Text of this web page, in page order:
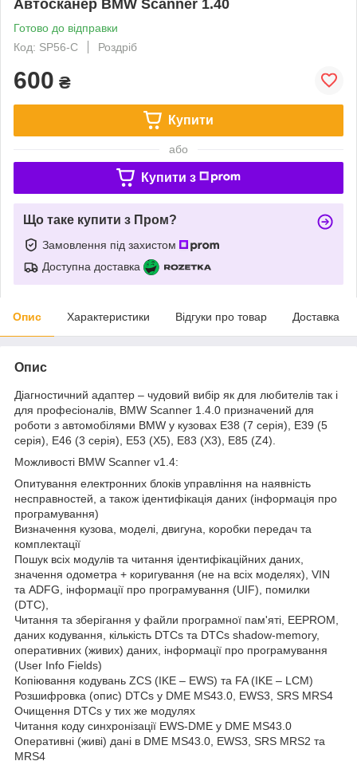
Автосканер BMW Scanner 1.40
Готово до відправки
Код: SP56-C
Роздріб
600 ₴
Купити
або
Купити з
Що таке купити з Пром?
Замовлення під захистом
Доступна доставка
Опис Характеристики Відгуки про товар Доставка
Опис
Діагностичний адаптер – чудовий вибір як для любителів так і
для професіоналів, BMW Scanner 1.4.0 призначений для
роботи з автомобілями BMW у кузовах E38 (7 серія), E39 (5
серія), E46 (3 серія), E53 (X5), E83 (X3), E85 (Z4).
Можливості BMW Scanner v1.4:
Опитування електронних блоків управління на наявність
несправностей, а також ідентифікація даних (інформація про
програмування)
Визначення кузова, моделі, двигуна, коробки передач та
комплектації
Пошук всіх модулів та читання ідентифікаційних даних,
значення одометра + коригування (не на всіх моделях), VIN
та ADFG, інформації про програмування (UIF), помилки
(DTC),
Читання та зберігання у файли програмної пам'яті, EEPROM,
даних кодування, кількість DTCs та DTCs shadow-memory,
оперативних (живих) даних, інформації про програмування
(User Info Fields)
Копіювання кодувань ZCS (IKE – EWS) та FA (IKE – LCM)
Розшифровка (опис) DTCs у DME MS43.0, EWS3, SRS MRS4
Очищення DTCs у тих же модулях
Читання коду синхронізації EWS-DME у DME MS43.0
Оперативні (живі) дані в DME MS43.0, EWS3, SRS MRS2 та
MRS4